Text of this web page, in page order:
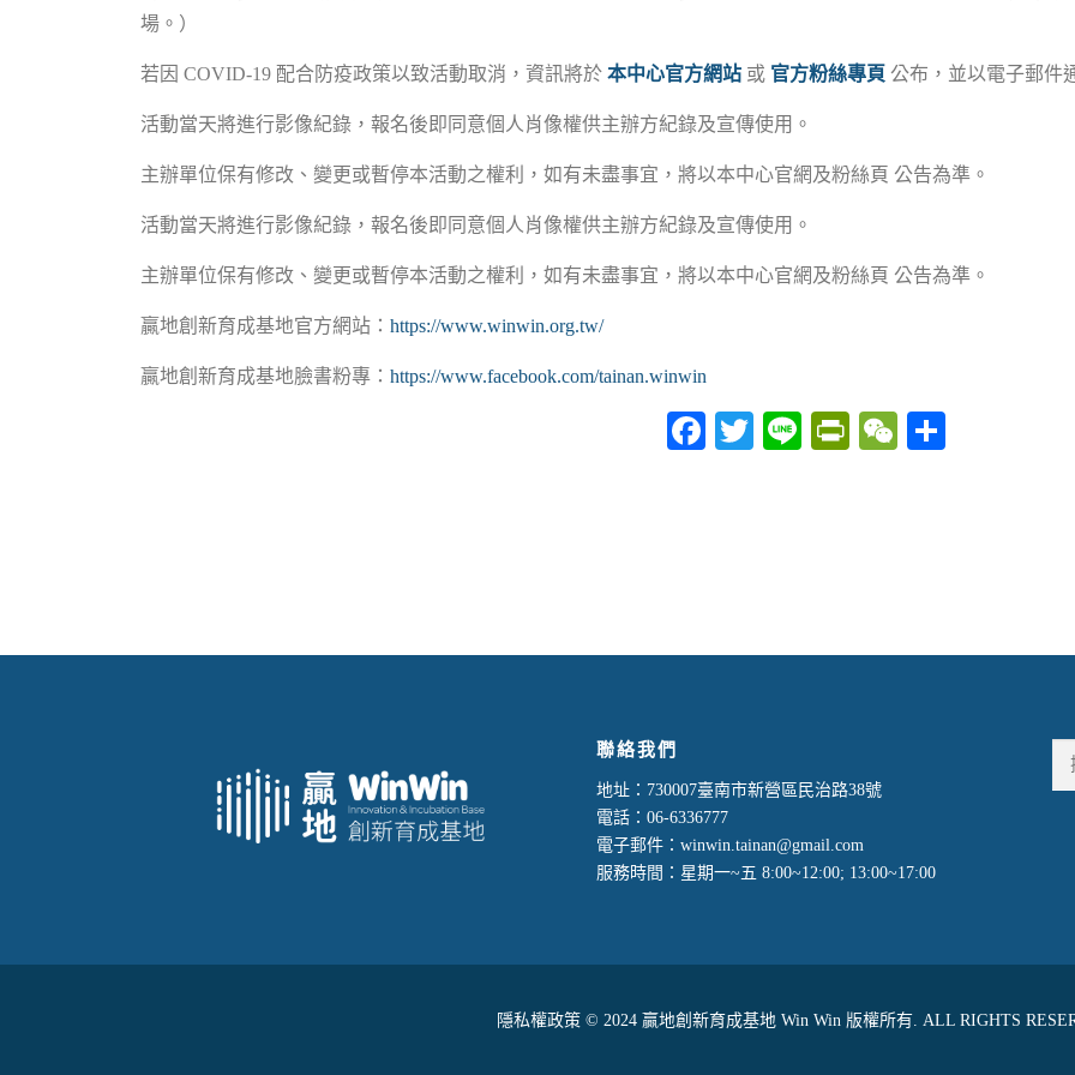
場。）
若因 COVID-19 配合防疫政策以致活動取消，資訊將於 本中心官方網站 或 官方粉絲專頁 公布，並以電子郵件
活動當天將進行影像紀錄，報名後即同意個人肖像權供主辦方紀錄及宣傳使用。
主辦單位保有修改、變更或暫停本活動之權利，如有未盡事宜，將以本中心官網及粉絲頁 公告為準。
活動當天將進行影像紀錄，報名後即同意個人肖像權供主辦方紀錄及宣傳使用。
主辦單位保有修改、變更或暫停本活動之權利，如有未盡事宜，將以本中心官網及粉絲頁 公告為準。
贏地創新育成基地官方網站： https://www.winwin.org.tw/
贏地創新育成基地臉書粉專： https://www.facebook.com/tainan.winwin
Facebook
Twitter
LinePrintFriendly
WeChat
聯絡我們
地址：730007臺南市新營區民治路38號
電話：06-6336777
電子郵件：winwin.tainan@gmail.com
服務時間：星期一~五 8:00~12:00; 13:00~17:00